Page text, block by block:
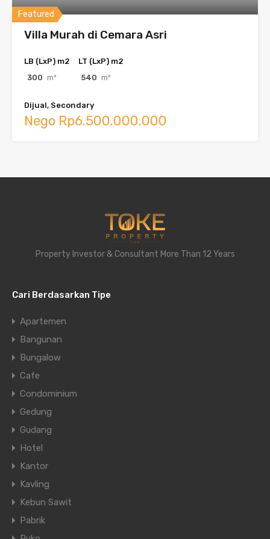
Featured
Villa Murah di Cemara Asri
LB (LxP) m2
300 m²
LT (LxP) m2
540 m²
Dijual, Secondary
Nego Rp6.500.000.000
Property Investor & Consultant More Than 12 Years
Cari Berdasarkan Tipe
Apartemen
Bangunan
Bungalow
Cafe
Condominium
Gedung
Gudang
Hotel
Kantor
Kavling
Kebun Sawit
Pabrik